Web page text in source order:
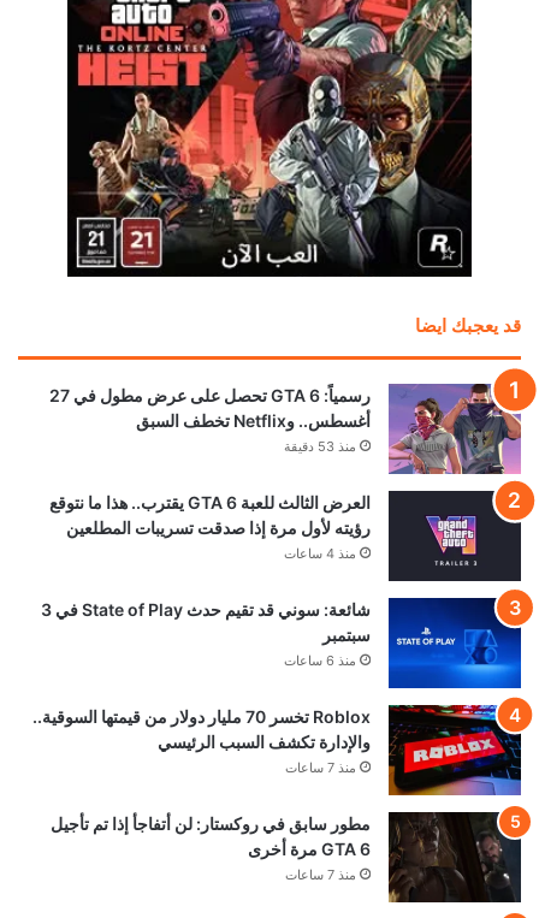
قد يعجبك ايضا
رسمياً: GTA 6 تحصل على عرض مطول في 27
أغسطس.. وNetflix تخطف السبق
منذ 53 دقيقة
العرض الثالث للعبة GTA 6 يقترب.. هذا ما نتوقع
رؤيته لأول مرة إذا صدقت تسريبات المطلعين
منذ 4 ساعات
شائعة: سوني قد تقيم حدث State of Play في 3
سبتمبر
منذ 6 ساعات
Roblox تخسر 70 مليار دولار من قيمتها السوقية..
والإدارة تكشف السبب الرئيسي
منذ 7 ساعات
مطور سابق في روكستار: لن أتفاجأ إذا تم تأجيل
GTA 6 مرة أخرى
منذ 7 ساعات